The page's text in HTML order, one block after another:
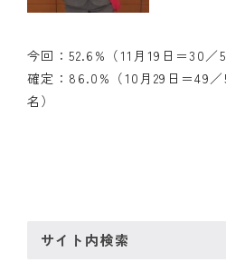
木曜会
組織図
歴代会長・幹事
今回：52.6%（11月19日＝30／
確定：86.0%（10月29日＝49
名）
サイト内検索